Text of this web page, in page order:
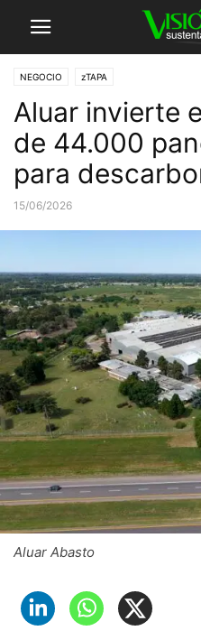
NEGOCIO zTAPA
Aluar invierte
de 44.000
para
15/06/2026
Aluar Abasto